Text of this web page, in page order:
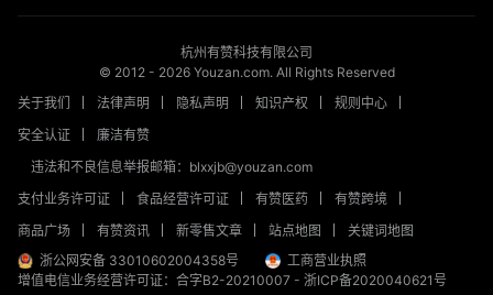
杭州有赞科技有限公司
© 2012 - 2026Youzan.com. All Rights Reserved
关于我们
法律声明 隐私声明 知识产权
规则中心
安全认证
廉洁有赞
违法和不良信息举报邮箱：blxxjb@youzan.com
支付业务许可证
食品经营许可证 有赞医药
有赞跨境
商品广场
有赞资讯 新零售文章 站点地图
关键词地图
浙公网安备 33010602004358号
工商营业执照
增值电信业务经营许可证：合字B2-20210007 - 浙ICP备2020040621号